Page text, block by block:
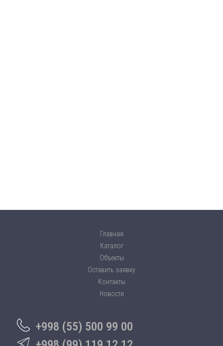
Главная
Каталог
Объекты
Оставить заявку
Контакты
Новости
+998 (55) 500 99 00